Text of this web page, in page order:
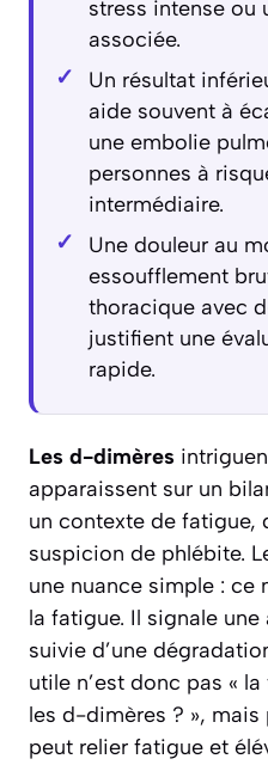
stress intense ou
associée.
Un résultat
aide souvent à
une embolie
personnes à
intermédiaire.
Une douleur au
essoufflement
thoracique avec
justifient une
rapide.
Les d-dimères
apparaissent sur un
un contexte de fatigue,
suspicion de phlébite.
une nuance simple : ce
la fatigue. Il signale
suivie d’une
utile n’est donc pas «
les d-dimères ? »,
peut relier fatigue et